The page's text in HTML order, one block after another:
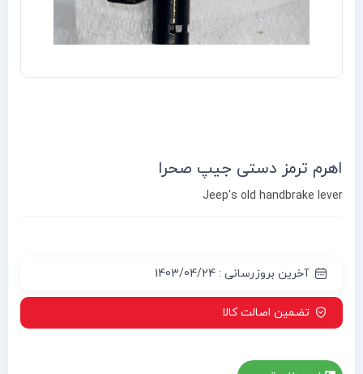
اهرم ترمز دستی جیپ صحرا
Jeep's old handbrake lever
آخرین بروزرسانی : 1403/04/24
تضمین اصالت کالا